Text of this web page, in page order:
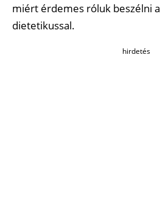
miért érdemes róluk beszélni
dietetikussal.
hirdetés